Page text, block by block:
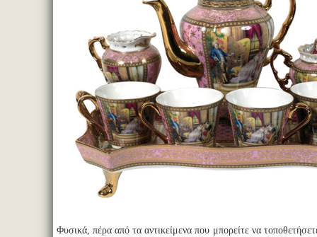
Φυσικά, πέρα από τα αντικείμενα που μπορείτε να